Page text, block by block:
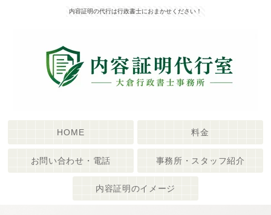
内容証明の代行は行政書士におまかせください！
HOME 料金
お問い合わせ・電話 事務所・スタッフ紹介
内容証明のイメージ